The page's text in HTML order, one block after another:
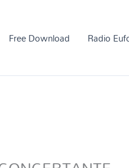
Free Download Radio